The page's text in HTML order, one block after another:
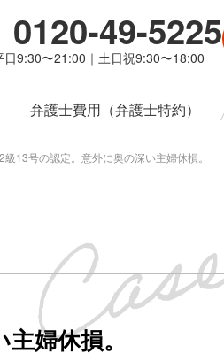
0120-49-5225
日9:30〜21:00｜土日祝9:30〜18:00
弁護士費用 （弁護士特約）
13号の認定。意外に奥の深い主婦休損。
婦休損。